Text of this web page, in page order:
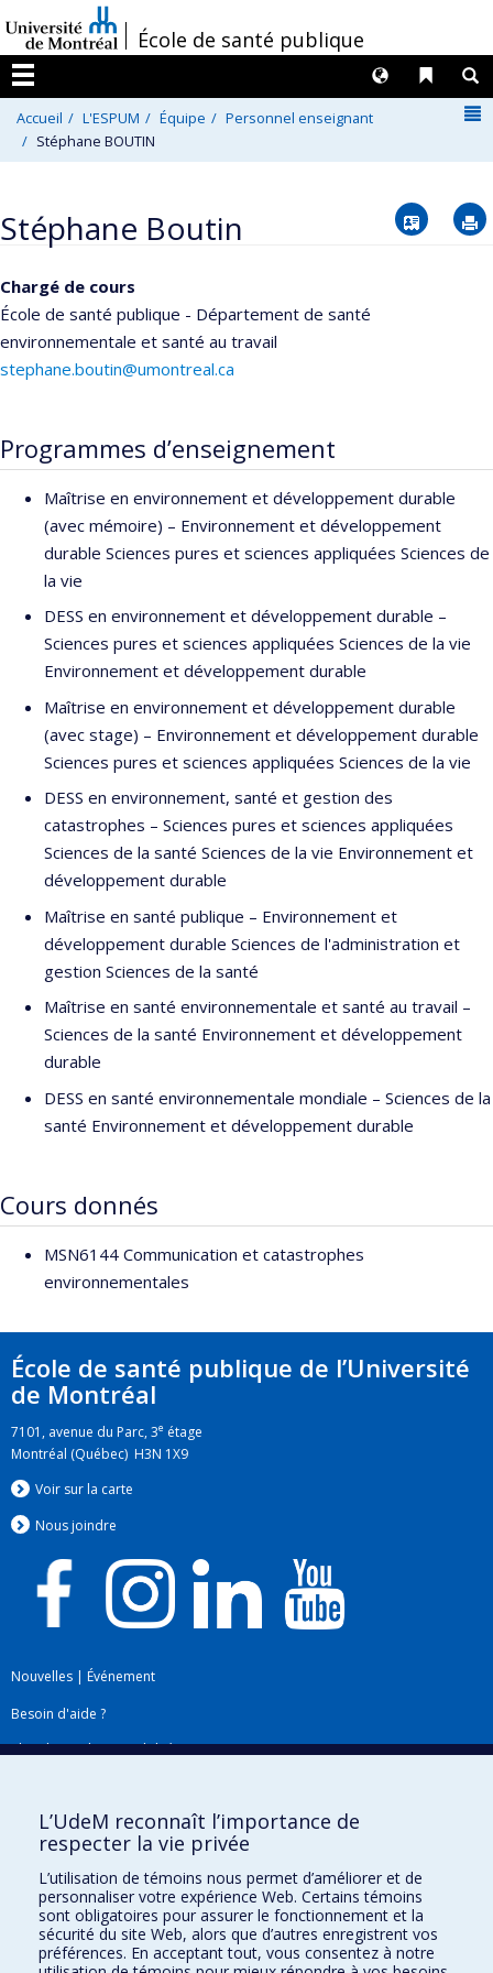
au
contenu
/École de santé publique
Menu
Liens
Langues
Accueil L'ESPUM Équipe
Personnel enseignant
Stéphane BOUTIN
Stéphane Boutin Vcard
Chargé de cours
École de santé publique - Département de santé
environnementale et santé au travail
stephane.boutin@umontreal.ca
Programmes d’enseignement
Maîtrise en environnement et développement durable
(avec mémoire) – Environnement et développement
durable Sciences pures et sciences appliquées Sciences de
la vie
DESS en environnement et développement durable –
Sciences pures et sciences appliquées Sciences de la vie
Environnement et développement durable
Maîtrise en environnement et développement durable
(avec stage) – Environnement et développement durable
Sciences pures et sciences appliquées Sciences de la vie
DESS en environnement, santé et gestion des
catastrophes – Sciences pures et sciences appliquées
Sciences de la santé Sciences de la vie Environnement et
développement durable
Maîtrise en santé publique – Environnement et
développement durable Sciences de l'administration et
gestion Sciences de la santé
Maîtrise en santé environnementale et santé au travail –
Sciences de la santé Environnement et développement
durable
DESS en santé environnementale mondiale – Sciences de la
santé Environnement et développement durable
Cours donnés
MSN6144 Communication et catastrophes
environnementales
École de santé publique de l’Université
de Montréal
7101, avenue du Parc, 3e étage
Montréal (Québec) H3N 1X9
Voir sur la carte
Nous joindre
Nouvelles | Événement
Besoin d'aide ?
Plan du site|Accessibilité
Téléchargez les logos de l'ESPUM
L’UdeM reconnaît l’importance de
respecter la vie privée
L’utilisation de témoins nous permet d’améliorer et de
personnaliser votre expérience Web. Certains témoins
sont obligatoires pour assurer le fonctionnement et la
sécurité du site Web, alors que d’autres enregistrent vos
préférences. En acceptant tout, vous consentez à notre